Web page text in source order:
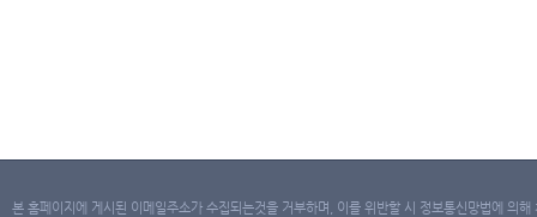
본 홈페이지에 게시된 이메일주소가 수집되는것을 거부하며, 이를 위반할 시 정보통신망법에 의